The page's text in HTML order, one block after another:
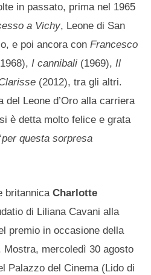
in passato, prima nel 1965
a Vichy, Leone di San
e poi ancora conFrancesco
I cannibali (1969),Il
(2012), tra gli altri.
del Leone d’Oro alla carriera
è detta molto felice e grata
per questa sorpresa
britannicaCharlotte
di Liliana Cavani alla
premio in occasione della
Mostra, mercoledì 30 agosto
Palazzo del Cinema (Lido di